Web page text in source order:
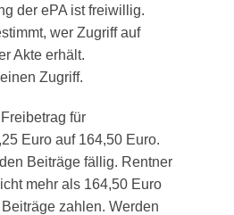
der ePA ist freiwillig.
wer Zugriff auf
Akte erhält.
Zugriff.
für
Euro auf 164,50 Euro.
Beiträge fällig. Rentner
mehr als 164,50 Euro
zahlen. Werden